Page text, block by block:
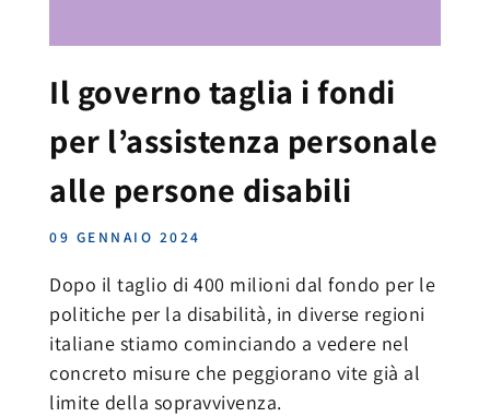
Il governo taglia i fondi
per l’assistenza personale
alle persone disabili
09 GENNAIO 2024
Dopo il taglio di 400 milioni dal fondo per le
politiche per la disabilità, in diverse regioni
italiane stiamo cominciando a vedere nel
concreto misure che peggiorano vite già al
limite della sopravvivenza.